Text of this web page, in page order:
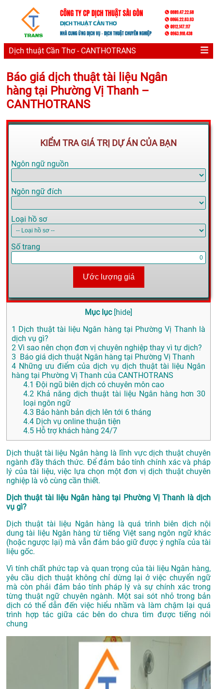
Dịch thuật Cần Thơ - CANTHOTRANS
Báo giá dịch thuật tài liệu Ngân
hàng tại Phường Vị Thanh –
CANTHOTRANS
KIỂM TRA GIÁ TRỊ DỰ ÁN CỦA BẠN
Ngôn ngữ nguồn
Ngôn ngữ đích
Loại hồ sơ
Số trang
Ước lượng giá
Mục lục [hide]
1 Dịch thuật tài liệu Ngân hàng tại Phường Vị Thanh là
dịch vụ gì?
2 Vì sao nên chọn đơn vị chuyên nghiệp thay vì tự dịch?
3 Báo giá dịch thuật Ngân hàng tại Phường Vị Thanh
4 Những ưu điểm của dịch vụ dịch thuật tài liệu Ngân
hàng tại Phường Vị Thanh của CANTHOTRANS
4.1 Đội ngũ biên dịch có chuyên môn cao
4.2 Khả năng dịch thuật tài liệu Ngân hàng hơn 30
loại ngôn ngữ
4.3 Bảo hành bản dịch lên tới 6 tháng
4.4 Dịch vụ online thuận tiện
4.5 Hỗ trợ khách hàng 24/7
Dịch thuật tài liệu Ngân hàng là lĩnh vực dịch thuật chuyên
ngành đầy thách thức. Để đảm bảo tính chính xác và pháp
lý của tài liệu, việc lựa chọn một đơn vị dịch thuật chuyên
nghiệp là vô cùng cần thiết.
Dịch thuật tài liệu Ngân hàng tại Phường Vị Thanh là dịch
vụ gì?
Dịch thuật tài liệu Ngân hàng là quá trình biên dịch nội
dung tài liệu Ngân hàng từ tiếng Việt sang ngôn ngữ khác
(hoặc ngược lại) mà vẫn đảm bảo giữ được ý nghĩa của tài
liệu gốc.
Vì tính chất phức tạp và quan trọng của tài liệu Ngân hàng,
yêu cầu dịch thuật không chỉ dừng lại ở việc chuyển ngữ
mà còn phải đảm bảo tính pháp lý và sự chính xác trong
từng thuật ngữ chuyên ngành. Một sai sót nhỏ trong bản
dịch có thể dẫn đến việc hiểu nhầm và làm chậm lại quá
trình hợp tác giữa các bên do chưa tìm được tiếng nói
chung